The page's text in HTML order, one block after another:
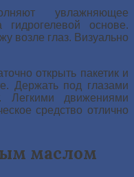
увлажняющее
основе.
возле глаз. Визуально
открыть пакетик и
Держать под глазами
Легкими движениями
средство отлично
маслом